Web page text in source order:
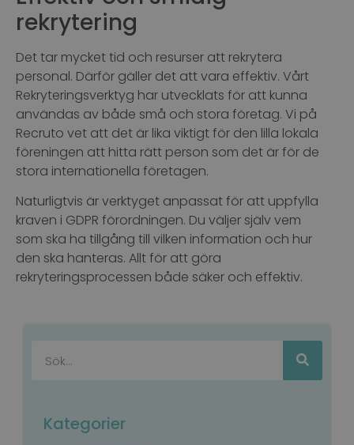
rekrytering
Det tar mycket tid och resurser att rekrytera
personal. Därför gäller det att vara effektiv. Vårt
Rekryteringsverktyg har utvecklats för att kunna
användas av både små och stora företag. Vi på
Recruto vet att det är lika viktigt för den lilla lokala
föreningen att hitta rätt person som det är för de
stora internationella företagen.
Naturligtvis är verktyget anpassat för att uppfylla
kraven i GDPR förordningen. Du väljer själv vem
som ska ha tillgång till vilken information och hur
den ska hanteras. Allt för att göra
rekryteringsprocessen både säker och effektiv.
Kategorier